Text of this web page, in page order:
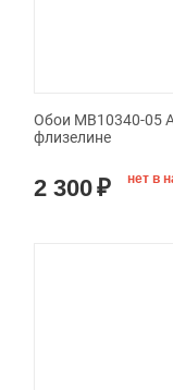
Обои MB10340-05
флизелине
2 300₽ нет в